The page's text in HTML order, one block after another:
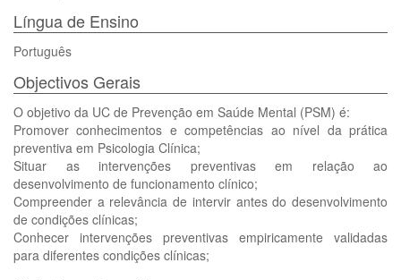
Língua de Ensino
Português
Objectivos Gerais
O objetivo da UC de Prevenção em Saúde Mental (PSM) é:
Promover conhecimentos e competências ao nível da prática
preventiva em Psicologia Clínica;
Situar as intervenções preventivas em relação ao
desenvolvimento de funcionamento clínico;
Compreender a relevância de intervir antes do desenvolvimento
de condições clínicas;
Conhecer intervenções preventivas empiricamente validadas
para diferentes condições clínicas;